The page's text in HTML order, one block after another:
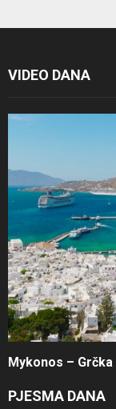
VIDEO DANA
Mykonos – Grčka
PJESMA DANA